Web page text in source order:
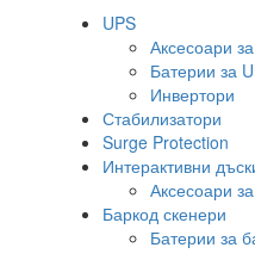
UPS
Аксесоари
Батерии за
Инвертори
Стабилизатори
Surge Protection
Интерактивни
Аксесоари
Баркод скенери
Батерии за